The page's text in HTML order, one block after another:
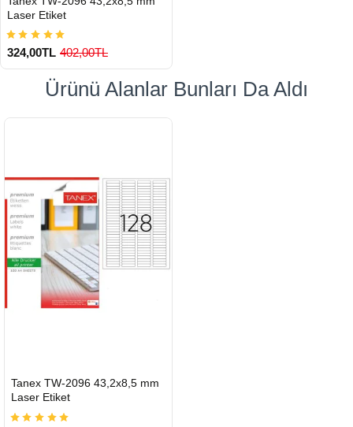
GÖNDERİ
900 TL Üzeri Kargo Ücretsiz
Laser Etiket
324,00TL 402,00TL
Ürünü Alanlar Bunları Da Aldı
GÖNDERİ
Tanex TW-2096 43,2x8,5 mm
Laser Etiket